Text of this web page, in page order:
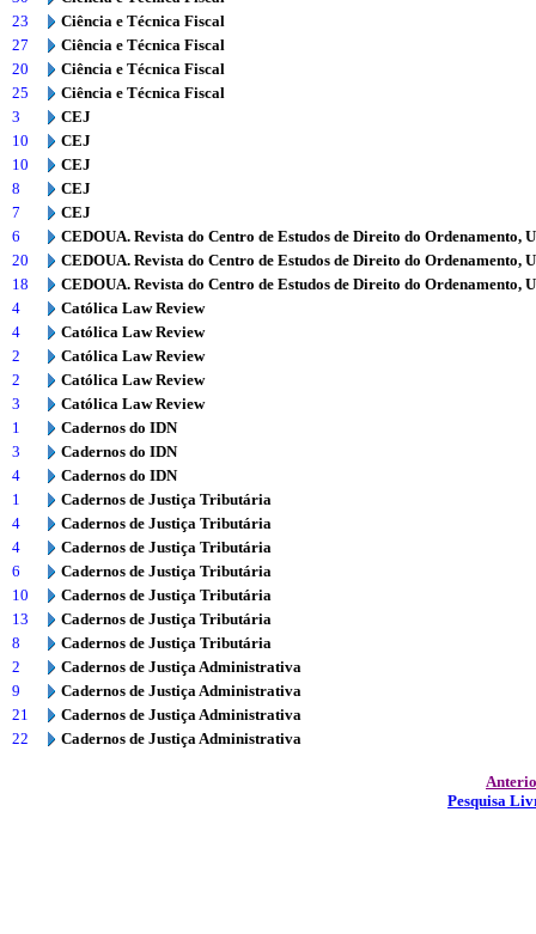
23
Ciência e Técnica Fiscal
27
Ciência e Técnica Fiscal
20
Ciência e Técnica Fiscal
25
Ciência e Técnica Fiscal
3
CEJ
10
CEJ
10
CEJ
8
CEJ
7
CEJ
6
CEDOUA. Revista do Centro de Estudos de Direito do Ordenamento,
20
CEDOUA. Revista do Centro de Estudos de Direito do Ordenamento,
18
CEDOUA. Revista do Centro de Estudos de Direito do Ordenamento,
4
Católica Law Review
4
Católica Law Review
2
Católica Law Review
2
Católica Law Review
3
Católica Law Review
1
Cadernos do IDN
3
Cadernos do IDN
4
Cadernos do IDN
1
Cadernos de Justiça Tributária
4
Cadernos de Justiça Tributária
4
Cadernos de Justiça Tributária
6
Cadernos de Justiça Tributária
10
Cadernos de Justiça Tributária
13
Cadernos de Justiça Tributária
8
Cadernos de Justiça Tributária
2
Cadernos de Justiça Administrativa
9
Cadernos de Justiça Administrativa
21
Cadernos de Justiça Administrativa
22
Cadernos de Justiça Administrativa
Pesquisa